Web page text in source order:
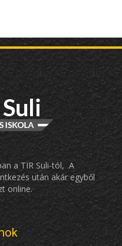
a TIR Suli-tól, A
után akár egyből
online.